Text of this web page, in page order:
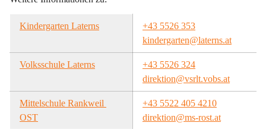
Kindergarten Laterns
+43 5526 353
kindergarten@laterns.at
Volksschule Laterns
+43 5526 324
direktion@vsrlt.vobs.at
Mittelschule Rankweil
OST
+43 5522 405 4210
direktion@ms-rost.at